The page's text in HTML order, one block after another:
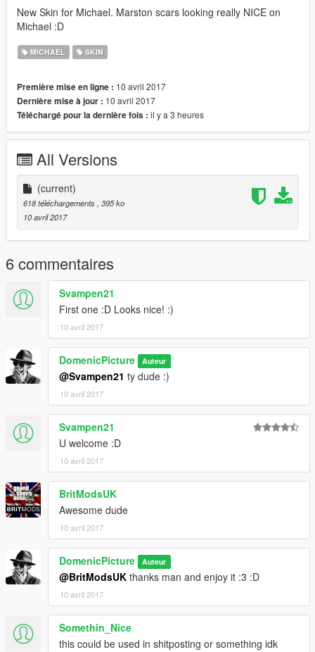
New Skin for Michael. Marston scars looking really NICE on
Michael :D
MICHAEL SKIN
Première mise en ligne : 10 avril 2017
Dernière mise à jour : 10 avril 2017
Téléchargé pour la dernière fois : il y a 3 heures
All Versions
(current)
618 téléchargements , 395 ko
10 avril 2017
6 commentaires
Svampen21
First one :D Looks nice! :)
10 avril 2017
DomenicPicture Auteur
@Svampen21 ty dude :)
10 avril 2017
Svampen21
U welcome :D
10 avril 2017
BritModsUK
Awesome dude
10 avril 2017
DomenicPicture Auteur
@BritModsUK thanks man and enjoy it :3 :D
10 avril 2017
Somethin_Nice
this could be used in shitposting or something idk